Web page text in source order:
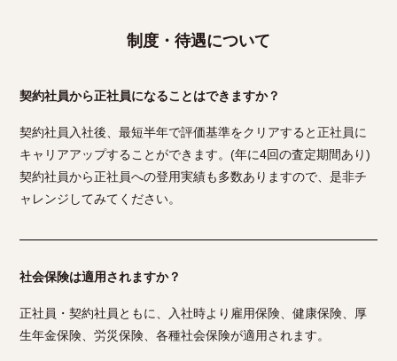
制度・待遇について
契約社員から正社員になることはできますか？
契約社員入社後、最短半年で評価基準をクリアすると正社員に
キャリアアップすることができます。(年に4回の査定期間あり)
契約社員から正社員への登用実績も多数ありますので、是非チ
ャレンジしてみてください。
社会保険は適用されますか？
正社員・契約社員ともに、入社時より雇用保険、健康保険、厚
生年金保険、労災保険、各種社会保険が適用されます。